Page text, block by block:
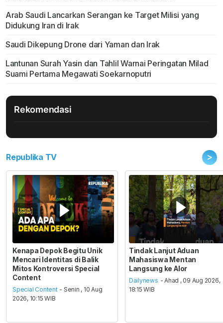
Arab Saudi Lancarkan Serangan ke Target Milisi yang
Didukung Iran di Irak
Saudi Dikepung Drone dari Yaman dan Irak
Lantunan Surah Yasin dan Tahlil Warnai Peringatan Milad
Suami Pertama Megawati Soekarnoputri
Rekomendasi
Republika TV >
Kenapa Depok Begitu Unik
Mencari Identitas di Balik
Mitos Kontroversi Special
Content
Special Content - Senin , 10 Aug
2026, 10:15 WIB
Tindak Lanjut Aduan
Mahasiswa Mentan
Langsung ke Alor
Dailynews - Ahad , 09 Aug 2026,
18:15 WIB